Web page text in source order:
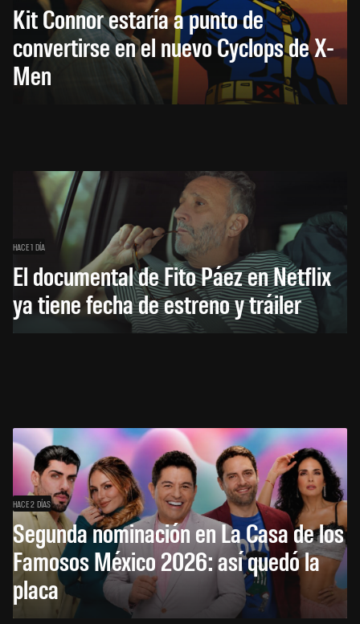
Kit Connor estaría a punto de
convertirse en el nuevo Cyclops de X-
Men
HACE 1 DÍA
El documental de Fito Páez en Netflix
ya tiene fecha de estreno y tráiler
HACE 2 DÍAS
Segunda nominación en La Casa de los
Famosos México 2026: así quedó la
placa